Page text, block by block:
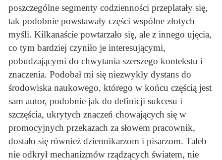
poszczególne segmenty codzienności przeplatały się,
tak podobnie powstawały części wspólne złotych
myśli. Kilkanaście powtarzało się, ale z innego ujęcia,
co tym bardziej czyniło je interesującymi,
pobudzającymi do chwytania szerszego kontekstu i
znaczenia. Podobał mi się niezwykły dystans do
środowiska naukowego, którego w końcu częścią jest
sam autor, podobnie jak do definicji sukcesu i
szczęścia, ukrytych znaczeń chowających się w
promocyjnych przekazach za słowem pracownik,
dostało się również dziennikarzom i pisarzom. Taleb
nie odkrył mechanizmów rządzących światem, nie